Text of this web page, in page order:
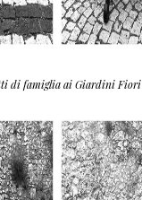
di famiglia ai Giardini Fiori